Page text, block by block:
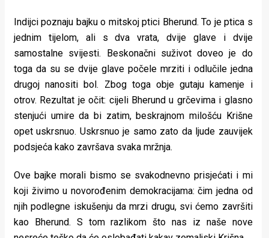
Indijci poznaju bajku o mitskoj ptici Bherund. To je ptica s
jednim tijelom, ali s dva vrata, dvije glave i dvije
samostalne svijesti. Beskonačni suživot doveo je do
toga da su se dvije glave počele mrziti i odlučile jedna
drugoj nanositi bol. Zbog toga obje gutaju kamenje i
otrov. Rezultat je očit: cijeli Bherund u grčevima i glasno
stenjući umire da bi zatim, beskrajnom milošću Krišne
opet uskrsnuo. Uskrsnuo je samo zato da ljude zauvijek
podsjeća kako završava svaka mržnja.
Ove bajke morali bismo se svakodnevno prisjećati i mi
koji živimo u novorođenim demokracijama: čim jedna od
njih podlegne iskušenju da mrzi drugu, svi ćemo završiti
kao Bherund. S tom razlikom što nas iz naše nove